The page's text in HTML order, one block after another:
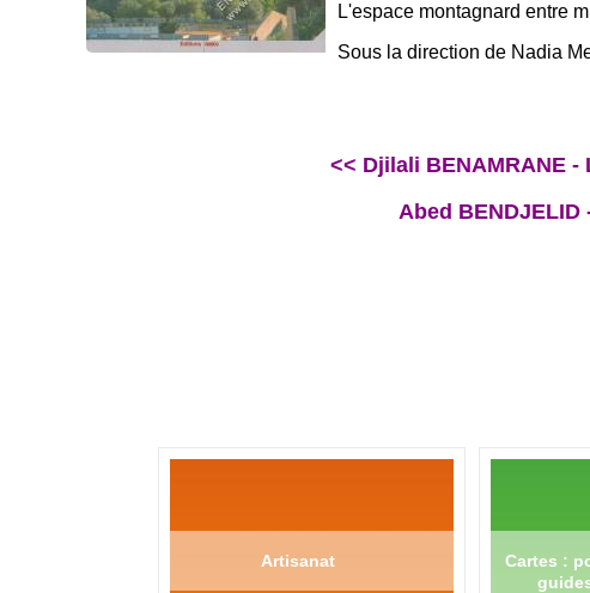
L'espace montagnard entre
Sous la direction de Nadia
<< Djilali BENAMRANE -
Abed
Artisanat
Cartes :